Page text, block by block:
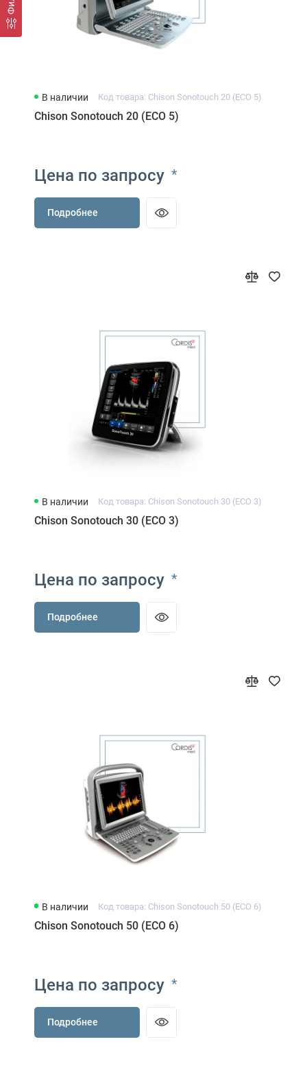
В наличии Код товара: Chison Sonotouch 20 (ECO 5)
Chison Sonotouch 20 (ECO 5)
Цена по запросу *
Подробнее
В наличии Код товара: Chison Sonotouch 30 (ECO 3)
Chison Sonotouch 30 (ECO 3)
Цена по запросу *
Подробнее
В наличии Код товара: Chison Sonotouch 50 (ECO 6)
Chison Sonotouch 50 (ECO 6)
Цена по запросу *
Подробнее